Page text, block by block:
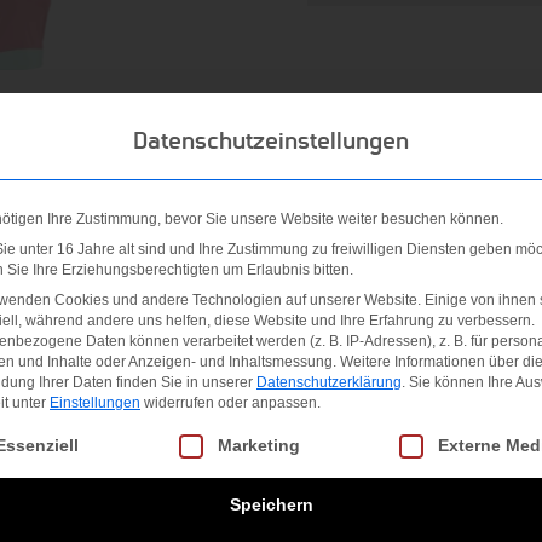
ärmelloses Tennistop, das für optimale
wurde. Das leichte Material transportiert Feuchtigkeit
Mit seinem sportlichen Schnitt und der komfortablen
Tragegefühl ? ideal für ambitionierte Tennisspielerinnen.
Datenschutzeinstellungen
Ihre Zustimmung, bevor Sie unsere Website weiter besuchen können.
unter 16 Jahre alt sind und Ihre Zustimmung zu freiwilligen Diensten geben
Sie Ihre Erziehungsberechtigten um Erlaubnis bitten.
Cookies und andere Technologien auf unserer Website. Einige von ihnen
während andere uns helfen, diese Website und Ihre Erfahrung zu verbessern.
Daten können verarbeitet werden (z. B. IP-Adressen), z. B. für
und Inhalte oder Anzeigen- und Inhaltsmessung. Weitere Informationen über die
Ihrer Daten finden Sie in unserer Datenschutzerklärung Sie können Ihre
unter Einstellungen widerrufen oder anpassen.
eine Liste der Service-Gruppen, für die eine Einwilligung erteilt
Marketing Externe
Speichern